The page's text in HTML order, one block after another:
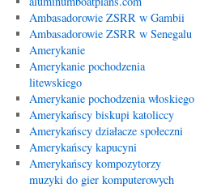
Ambasadorowie ZSRR w Gambii
Ambasadorowie ZSRR w Senegalu
Amerykanie
Amerykanie pochodzenia
litewskiego
Amerykanie pochodzenia włoskiego
Amerykańscy biskupi katoliccy
Amerykańscy działacze społeczni
Amerykańscy kapucyni
Amerykańscy kompozytorzy
muzyki do gier komputerowych